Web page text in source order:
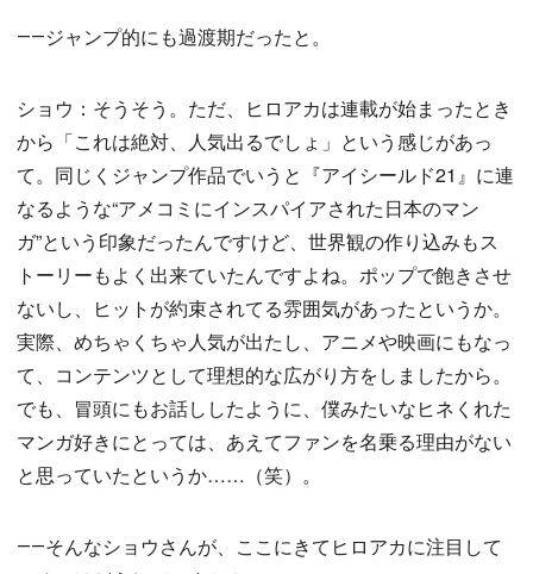
――ジャンプ的にも過渡期だったと。
ショウ：そうそう。ただ、ヒロアカは連載が始まったとき
から「これは絶対、人気出るでしょ」という感じがあっ
て。同じくジャンプ作品でいうと『アイシールド21』に連
なるような“アメコミにインスパイアされた日本のマン
ガ”という印象だったんですけど、世界観の作り込みもス
トーリーもよく出来ていたんですよね。ポップで飽きさせ
ないし、ヒットが約束されてる雰囲気があったというか。
実際、めちゃくちゃ人気が出たし、アニメや映画にもなっ
て、コンテンツとして理想的な広がり方をしましたから。
でも、冒頭にもお話ししたように、僕みたいなヒネくれた
マンガ好きにとっては、あえてファンを名乗る理由がない
と思っていたというか……（笑）。
――そんなショウさんが、ここにきてヒロアカに注目して